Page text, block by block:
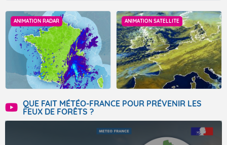
ANIMATION RADAR ANIMATION SATELLITE
QUE FAIT MÉTÉO-FRANCE POUR PRÉVENIR LES
FEUX DE FORÊTS ?